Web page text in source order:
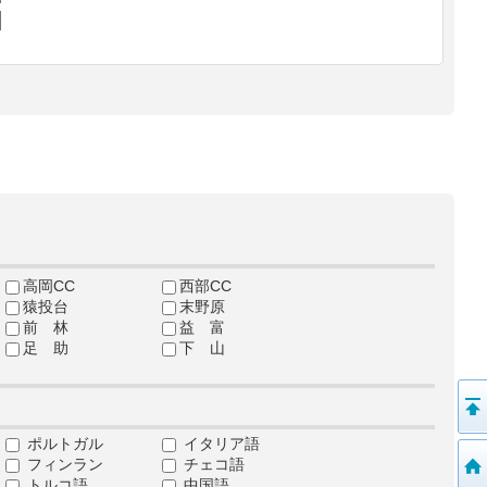
高岡CC
西部CC
猿投台
末野原
前 林
益 富
足 助
下 山
ポルトガル
イタリア語
フィンラン
チェコ語